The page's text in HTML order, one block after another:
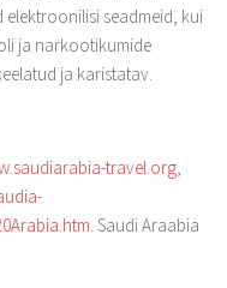
seadmeid, kui
ja narkootikumide
ja karistatav.
travel.org,
. Saudi Araabia